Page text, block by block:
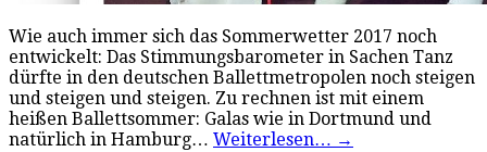
Wie auch immer sich das Sommerwetter 2017 noch
entwickelt: Das Stimmungsbarometer in Sachen Tanz
dürfte in den deutschen Ballettmetropolen noch steigen
und steigen und steigen. Zu rechnen ist mit einem
heißen Ballettsommer: Galas wie in Dortmund und
natürlich in Hamburg… Weiterlesen… →